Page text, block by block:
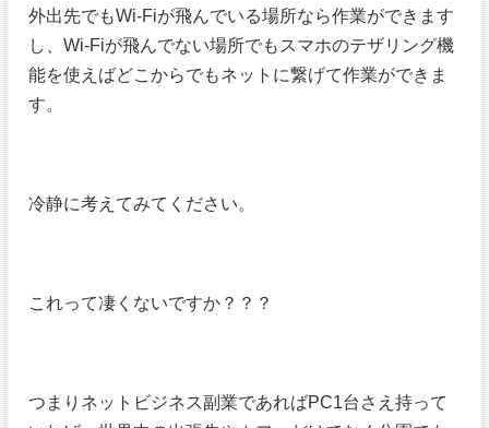
外出先でもWi-Fiが飛んでいる場所なら作業ができます
し、Wi-Fiが飛んでない場所でもスマホのテザリング機
能を使えばどこからでもネットに繋げて作業ができま
す。
冷静に考えてみてください。
これって凄くないですか？？？
つまりネットビジネス副業であればPC1台さえ持って